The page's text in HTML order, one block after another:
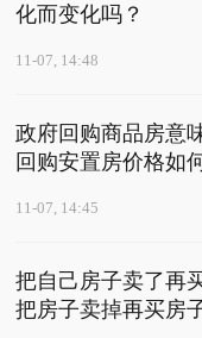
化而变化吗？
11-07, 14:48
政府回购商品房意
回购安置房价格如
11-07, 14:45
把自己房子卖了再
把房子卖掉再买房